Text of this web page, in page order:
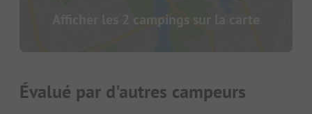
Afficher les 2 campings sur la carte
Évalué par d'autres campeurs